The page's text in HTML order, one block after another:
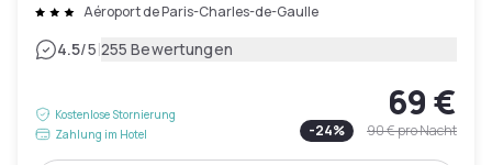
Aéroport de Paris-Charles-de-Gaulle
4.5/5|255 Bewertungen
Kostenlose Stornierung
Zahlung im Hotel
69 €
-24% 90 €pro Nacht